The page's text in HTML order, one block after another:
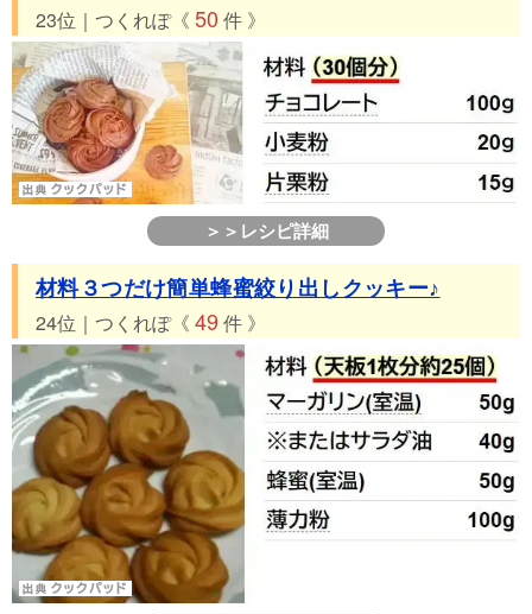
23位｜つくれぽ《 50 件 》
＞＞レシピ詳細
材料３つだけ簡単蜂蜜絞り出しクッキー♪
24位｜つくれぽ《 49 件 》